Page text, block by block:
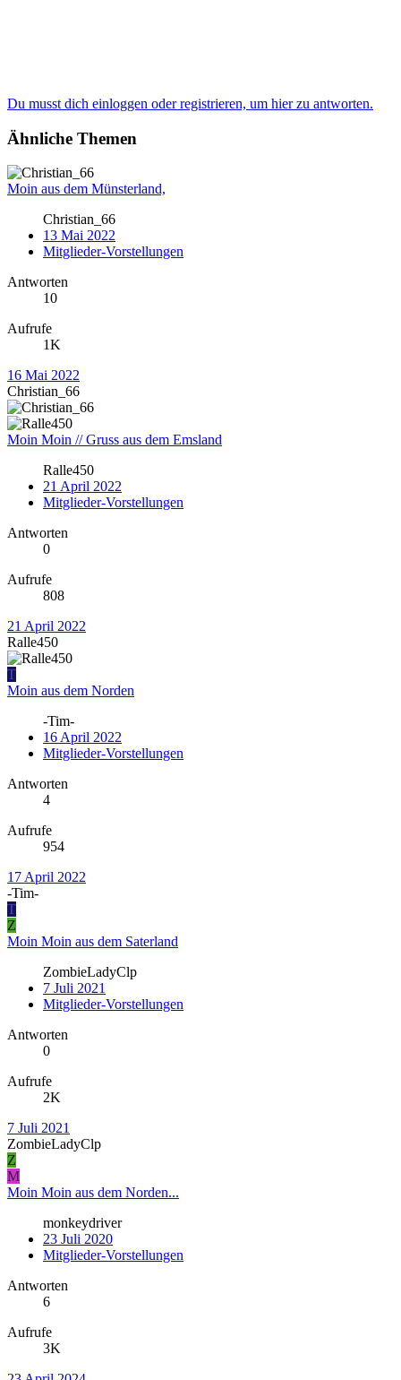
Du musst dich einloggen oder registrieren, um hier zu antworten.
Ähnliche Themen
Moin aus dem Münsterland,
Christian_66
13 Mai 2022
Mitglieder-Vorstellungen
Antworten
10
Aufrufe
1K
16 Mai 2022
Christian_66
Moin Moin // Gruss aus dem Emsland
Ralle450
21 April 2022
Mitglieder-Vorstellungen
Antworten
0
Aufrufe
808
21 April 2022
Ralle450
T
Moin aus dem Norden
-Tim-
16 April 2022
Mitglieder-Vorstellungen
Antworten
4
Aufrufe
954
17 April 2022
-Tim-
T
Z
Moin Moin aus dem Saterland
ZombieLadyClp
7 Juli 2021
Mitglieder-Vorstellungen
Antworten
0
Aufrufe
2K
7 Juli 2021
ZombieLadyClp
Z
M
Moin Moin aus dem Norden...
monkeydriver
23 Juli 2020
Mitglieder-Vorstellungen
Antworten
6
Aufrufe
3K